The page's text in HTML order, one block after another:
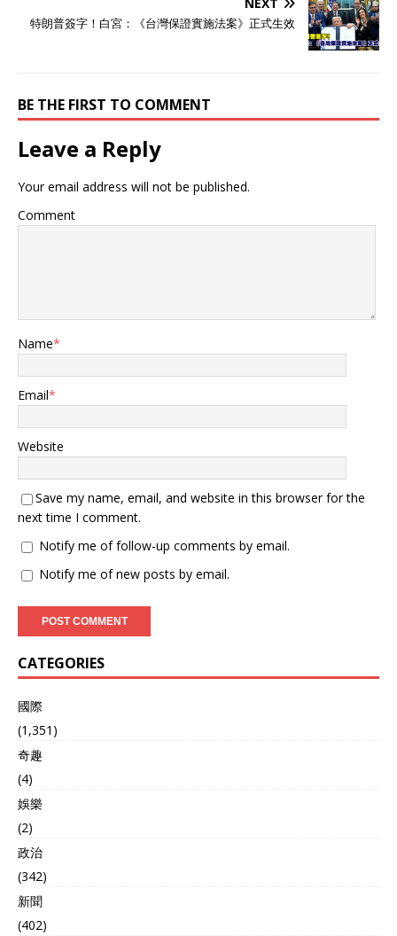
NEXT
特朗普簽字！白宮：《台灣保證實施法案》正式生效
BE THE FIRST TO COMMENT
Leave a Reply
Your email address will not be published.
Comment
Name*
Email*
Website
Save my name, email, and website in this browser for the
next time I comment.
Notify me of follow-up comments by email.
Notify me of new posts by email.
CATEGORIES
國際
(1,351)
奇趣
(4)
娛樂
(2)
政治
(342)
新聞
(402)